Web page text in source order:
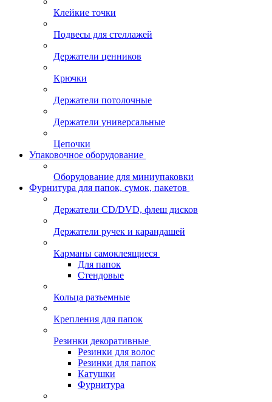
Клейкие точки
Подвесы для стеллажей
Держатели ценников
Крючки
Держатели потолочные
Держатели универсальные
Цепочки
Упаковочное оборудование
Оборудование для миниупаковки
Фурнитура для папок, сумок, пакетов
Держатели CD/DVD, флеш дисков
Держатели ручек и карандашей
Карманы самоклеящиеся
Для папок
Стендовые
Кольца разъемные
Крепления для папок
Резинки декоративные
Резинки для волос
Резинки для папок
Катушки
Фурнитура